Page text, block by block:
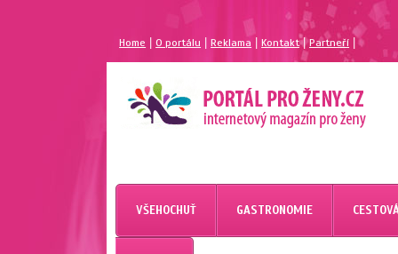
Home |O portálu Reklama Kontakt| Partneří
VŠEHOCHUŤ GASTRONOMIE